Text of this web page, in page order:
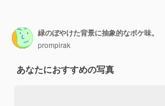
緑のぼやけた背景に抽象的なボケ味。
prompirak
あなたにおすすめの写真